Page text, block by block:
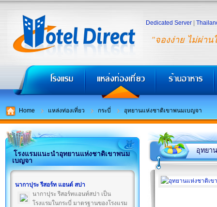
"จองง่าย ไม่ผ่าน
Dedicated Server
Home แหล่งท่องเที่ยว กระบี่ อุทยานแห่งชาติเขาพนมเบญจา
โรงแรมแนะนำอุทยานแห่งชาติเขาพนม
เบญจา
นากาปุระ รีสอร์ท แอนด์ สปา
นากาปุระ รีสอร์ทแอนท์สปา เป็น
โรงแรมในกระบี่ มาตรฐานของโรงแรม
อุทยา